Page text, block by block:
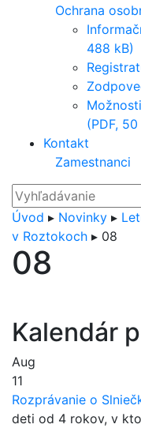
Ochrana
488 kB)
(PDF, 50
Kontakt
Zamestnanci
Úvod ▸ Novinky ▸
v Roztokoch ▸ 08
08
Kalendár
Aug
11
Rozprávanie o
deti od 4 rokov, v